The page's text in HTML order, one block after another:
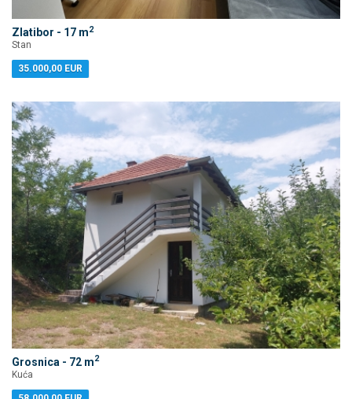
Zlatibor - 17 m2
Stan
35.000,00 EUR
Grosnica - 72 m2
Kuća